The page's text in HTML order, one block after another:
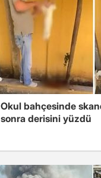
Okul bahçesinde
sonra derisini yüzdü